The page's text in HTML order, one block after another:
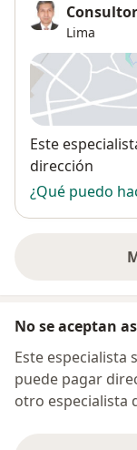
Lima
Este
dirección
¿Qué puedo
No se aceptan
Este especialista
puede pagar
otro especialista